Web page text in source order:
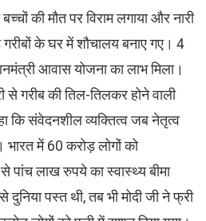
की मौत पर विराम लगाया और नारी
गरीबों के घर में शौचालय बनाए गए। 4
आवास योजना का लाभ मिला।
से गरीब की तिल-तिलकर होने वाली
कि संवेदनशील व्यक्तित्व जब नेतृत्व
भारत में 60 करोड़ लोगों को
पांच लाख रुपये का स्वास्थ्य बीमा
दुनिया पस्त थी, तब भी मोदी जी ने फ्री